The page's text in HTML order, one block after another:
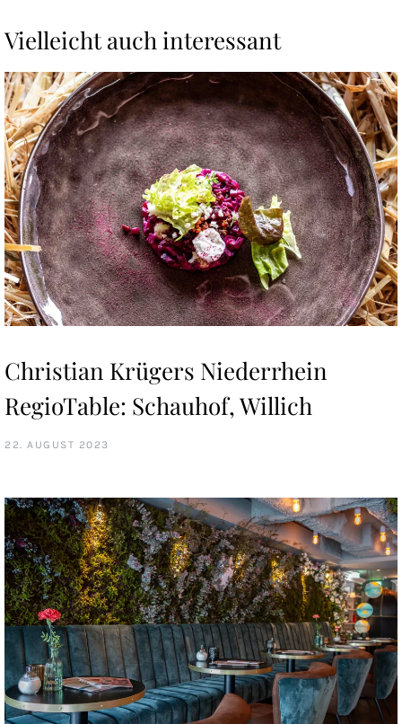
Vielleicht auch interessant
Christian Krügers Niederrhein
RegioTable: Schauhof, Willich
22. AUGUST 2023